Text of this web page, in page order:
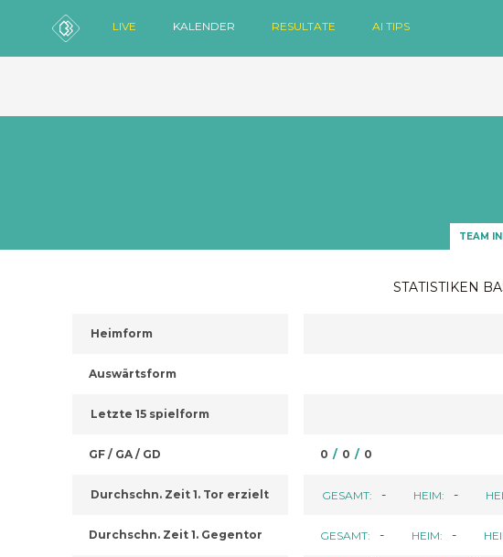
LIVE KALENDER RESULTATE AI TIPS
TEAM
STATISTIKEN
Heimform
Auswärtsform
Letzte 15 spielform
GF / GA / GD
Durchschn. Zeit 1. Tor erzielt
Durchschn. Zeit 1. Gegentor
0 / 0 / 0
GESAMT: - HEIM: -
GESAMT: - HEIM: -